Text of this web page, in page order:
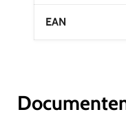
EAN